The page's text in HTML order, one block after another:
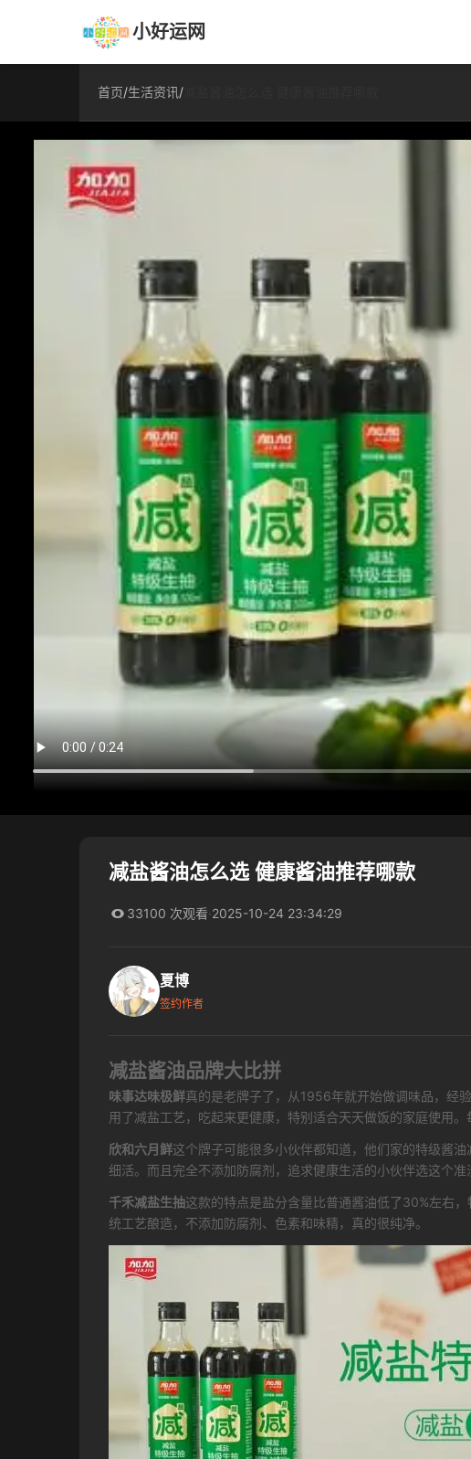
小好运网
首页 /生活资讯 /
减盐酱油怎么选 健康酱油推荐哪款
33100 次观看·2025-10-24 23:34:29
夏博
签约作者
减盐酱油品牌大比拼
味事达味极鲜真的是老牌子了，从1956年就开始做调味品，经
用了减盐工艺，吃起来更健康，特别适合天天做饭的家庭使用
欣和六月鲜这个牌子可能很多小伙伴都知道，他们家的特级酱
细活。而且完全不添加防腐剂，追求健康生活的小伙伴选这个准
千禾减盐生抽这款的特点是盐分含量比普通酱油低了30%左右
统工艺酿造，不添加防腐剂、色素和味精，真的很纯净。